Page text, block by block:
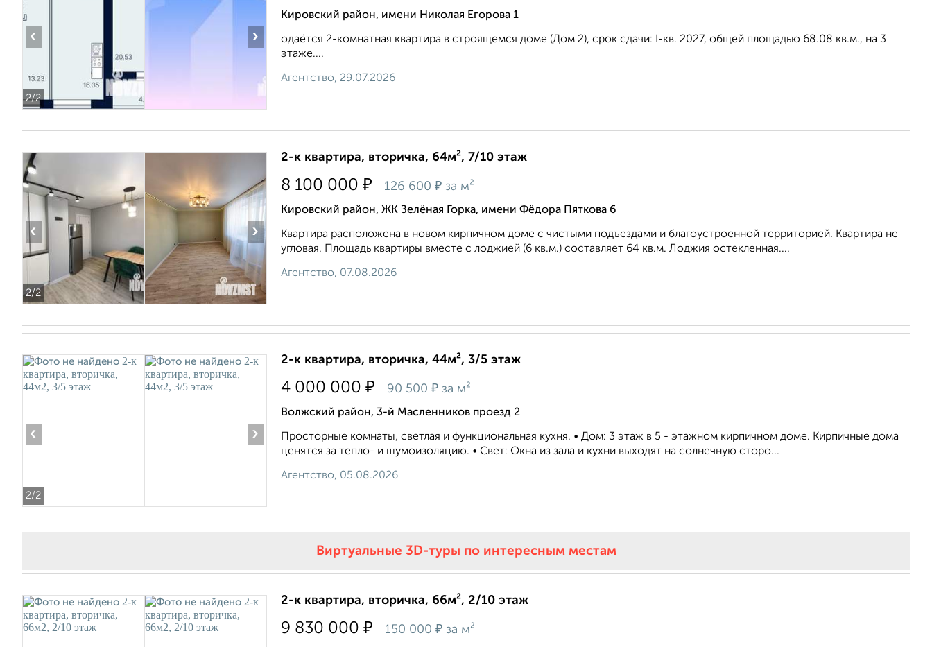
2/2
‹ ›
Кировский район, имени Николая Егорова 1
одаётся 2-комнатная квартира в строящемся доме (Дом 2), срок сдачи: I-кв. 2027, общей площадью 68.08 кв.м., на 3
этаже....
Агентство, 29.07.2026
2/2
‹ ›
2-к квартира, вторичка, 64м², 7/10 этаж
8 100 000 ₽ 126 600 ₽ за м²
Кировский район, ЖК Зелёная Горка, имени Фёдора Пяткова 6
Квартира расположена в новом кирпичном доме с чистыми подъездами и благоустроенной территорией. Квартира не
угловая. Площадь квартиры вместе с лоджией (6 кв.м.) составляет 64 кв.м. Лоджия остекленная....
Агентство, 07.08.2026
2/2
‹ ›
2-к квартира, вторичка, 44м², 3/5 этаж
4 000 000 ₽ 90 500 ₽ за м²
Волжский район, 3-й Масленников проезд 2
Просторные комнаты, светлая и функциональная кухня. • Дом: 3 этаж в 5 - этажном кирпичном доме. Кирпичные дома
ценятся за тепло- и шумоизоляцию. • Свет: Окна из зала и кухни выходят на солнечную сторо...
Агентство, 05.08.2026
Виртуальные 3D-туры по интересным местам
2-к квартира, вторичка, 66м², 2/10 этаж
9 830 000 ₽ 150 000 ₽ за м²